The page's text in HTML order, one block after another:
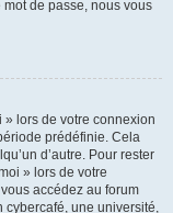
de passe, nous vous
lors de votre connexion
prédéfinie. Cela
d’autre. Pour rester
» lors de votre
accédez au forum
une université,